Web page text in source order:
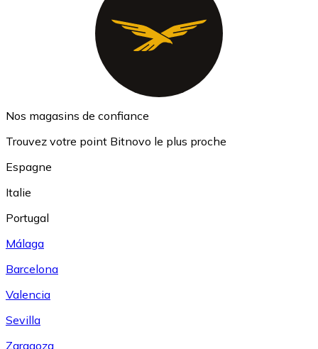
Nos magasins de confiance
Trouvez votre point Bitnovo le plus proche
Espagne
Italie
Portugal
Málaga
Barcelona
Valencia
Sevilla
Zaragoza